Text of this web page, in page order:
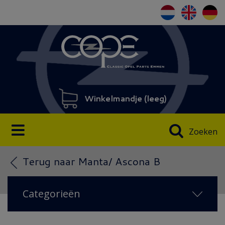
Winkelmandje (leeg)
Zoeken
Terug naar Manta/ Ascona B
Categorieën
NIEUW IN 2026(38)